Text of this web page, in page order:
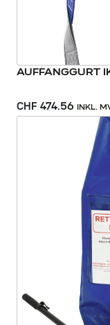
AUFFANGGURT
CHF 474.56 INKL.